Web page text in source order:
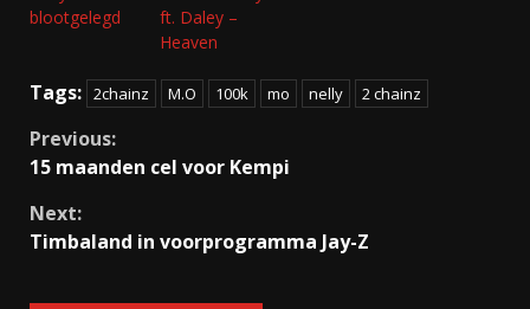
blootgelegd
ft. Daley –
Heaven
Tags: 2chainz M.O 100k mo nelly 2 chainz
Continue
Previous:
15 maanden cel voor Kempi
Next:
Timbaland in voorprogramma Jay-Z